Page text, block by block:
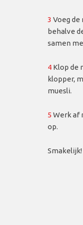
3Voeg
behalve
samen
4 Klop de
klopper,
muesli.
5Werk af
op.
Smakelijk!